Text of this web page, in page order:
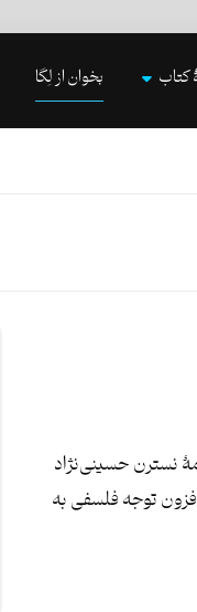
کتاب بخوان از لِگا
نسترن حسینی‌نژاد
توجه فلسفی به